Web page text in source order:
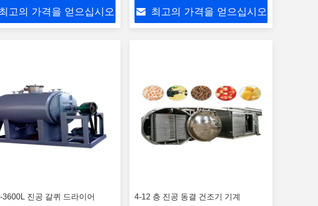
고의 가격을 얻으십시오 최고의 가격을 얻으십시오
3600L 진공 갈퀴 드라이어 4-12 층 진공 동결 건조기 기계